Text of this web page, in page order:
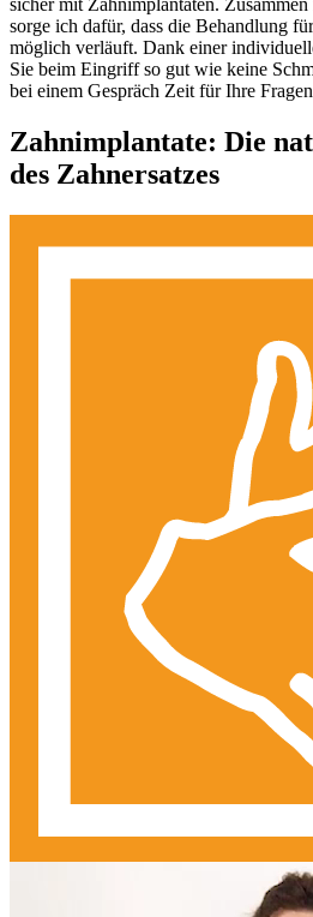
sicher mit Zahnimplantaten.
sorge ich dafür, dass die Behandlung
möglich verläuft. Dank einer
Sie beim Eingriff so gut wie keine
bei einem Gespräch Zeit für Ihre
Zahnimplantate: Die
des Zahnersatzes